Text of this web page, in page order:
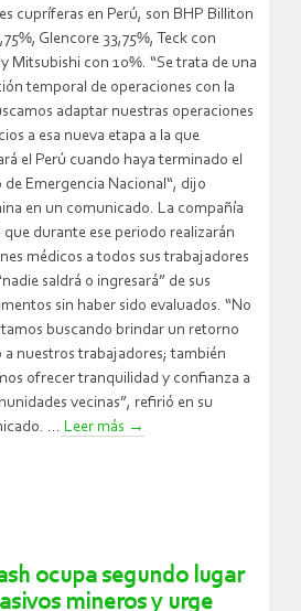
cupríferas en Perú, son BHP Billiton
Glencore 33,75%, Teck con
Mitsubishi con 10%. “Se trata de una
temporal de operaciones con la
adaptar nuestras operaciones
a esa nueva etapa a la que
el Perú cuando haya terminado el
de Emergencia Nacional“, dijo
en un comunicado. La compañía
que durante ese periodo realizarán
médicos a todos sus trabajadores
saldrá o ingresará” de sus
sin haber sido evaluados. “No
buscando brindar un retorno
a nuestros trabajadores; también
ofrecer tranquilidad y confianza a
vecinas”, refirió en su
... Leer más →
ocupa segundo lugar
mineros y urge